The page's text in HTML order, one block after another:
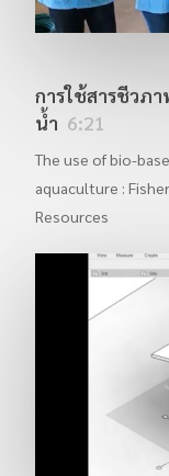
การใช้สารชีวภา
น้ำ 6:21
The use of bio-
aquaculture :
Resources